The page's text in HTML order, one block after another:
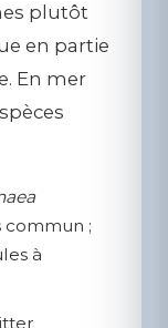
plutôt
en partie
En mer
;
à